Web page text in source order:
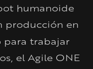
humanoide
producción en
para trabajar
el Agile ONE